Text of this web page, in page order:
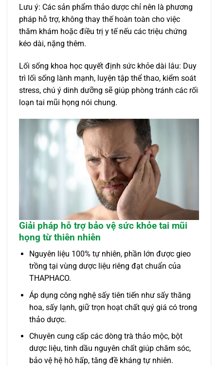
Lưu ý: Các sản phẩm thảo dược chỉ nên là phương
pháp hỗ trợ, không thay thế hoàn toàn cho việc
thăm khám hoặc điều trị y tế nếu các triệu chứng
kéo dài, nặng thêm.
Lối sống khoa học quyết định sức khỏe dài lâu: Duy
trì lối sống lành mạnh, luyện tập thể thao, kiểm soát
stress, chú ý dinh dưỡng sẽ giúp phòng tránh các rối
loạn tai mũi họng nói chung.
Giải pháp hỗ trợ bảo vệ sức khỏe tai mũi
họng từ thiên nhiên
Nguyên liệu 100% tự nhiên, phần lớn được gieo
trồng tại vùng dược liệu riêng đạt chuẩn của
THAPHACO.
Áp dụng công nghệ sấy tiên tiến như sấy thăng
hoa, sấy lạnh, giữ trọn hoạt chất quý giá có trong
thảo dược.
Chuyên cung cấp các dòng trà thảo mộc, bột
dược liệu, tinh dầu nguyên chất giúp chăm sóc,
bảo vệ hệ hô hấp, tăng đề kháng tự nhiên.